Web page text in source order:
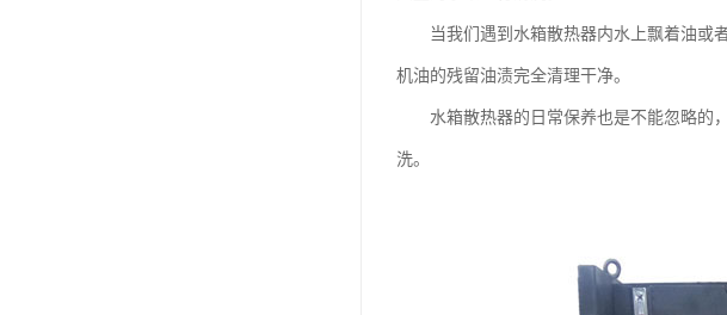
当我们遇到水箱散热器内水上飘着油或者
机油的残留油渍完全清理干净。
水箱散热器的日常保养也是不能忽略的，
洗。